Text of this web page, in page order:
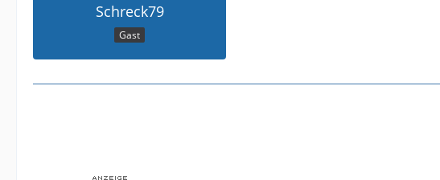
Schreck79
Gast